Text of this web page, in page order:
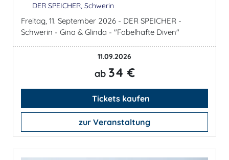
DER SPEICHER, Schwerin
Freitag, 11. September 2026 - DER SPEICHER -
Schwerin - Gina & Glinda - "Fabelhafte Diven"
11.09.2026
ab 34 €
Tickets kaufen
zur Veranstaltung